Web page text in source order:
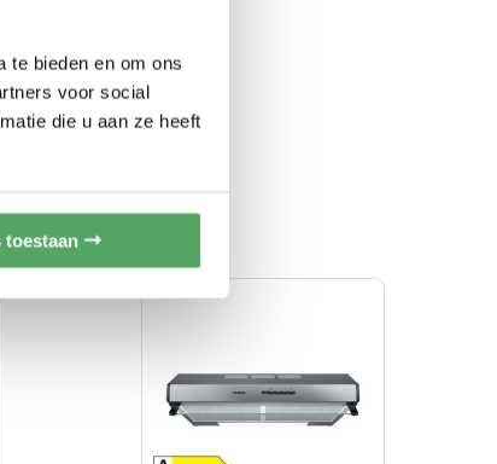
te bieden en om ons
voor social
die u aan ze heeft
toestaan